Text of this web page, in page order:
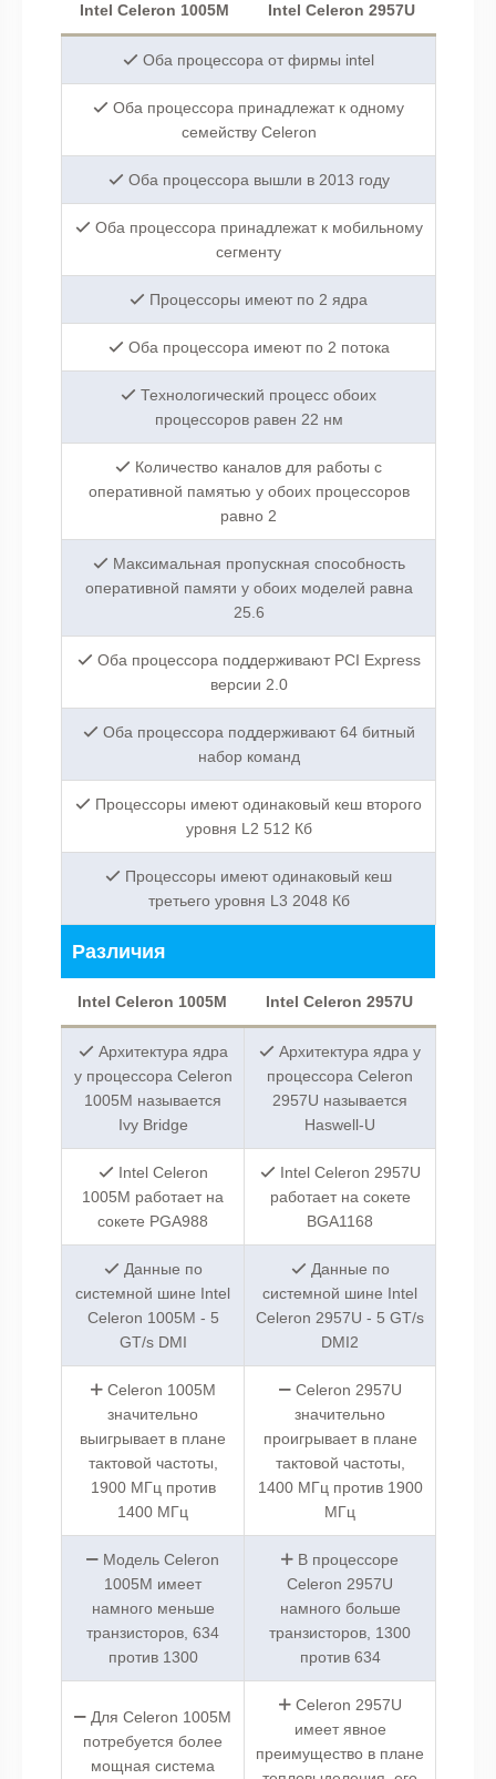
Intel Celeron 1005M Intel Celeron 2957U
Оба процессора от фирмы intel
Оба процессора принадлежат к одному
семейству Celeron
Оба процессора вышли в 2013 году
Оба процессора принадлежат к мобильному
сегменту
Процессоры имеют по 2 ядра
Оба процессора имеют по 2 потока
Технологический процесс обоих
процессоров равен 22 нм
Количество каналов для работы с
оперативной памятью у обоих процессоров
равно 2
Максимальная пропускная способность
оперативной памяти у обоих моделей равна
25.6
Оба процессора поддерживают PCI Express
версии 2.0
Оба процессора поддерживают 64 битный
набор команд
Процессоры имеют одинаковый кеш второго
уровня L2 512 Кб
Процессоры имеют одинаковый кеш
третьего уровня L3 2048 Кб
Различия
Intel Celeron 1005M Intel Celeron 2957U
Архитектура ядра
у процессора Celeron
1005M называется
Ivy Bridge
Архитектура ядра у
процессора Celeron
2957U называется
Haswell-U
Intel Celeron
1005M работает на
сокете PGA988
Intel Celeron 2957U
работает на сокете
BGA1168
Данные по
системной шине Intel
Celeron 1005M - 5
GT/s DMI
Данные по
системной шине Intel
Celeron 2957U - 5 GT/s
DMI2
Celeron 1005M
значительно
выигрывает в плане
тактовой частоты,
1900 МГц против
1400 МГц
Celeron 2957U
значительно
проигрывает в плане
тактовой частоты,
1400 МГц против 1900
МГц
Модель Celeron
1005M имеет
намного меньше
транзисторов, 634
против 1300
В процессоре
Celeron 2957U
намного больше
транзисторов, 1300
против 634
Для Celeron 1005M
потребуется более
мощная система
Celeron 2957U
имеет явное
преимущество в плане